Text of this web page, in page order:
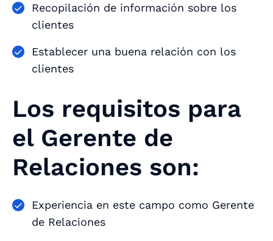
Recopilación de información sobre los
clientes
Establecer una buena relación con los
clientes
Los requisitos para
el Gerente de
Relaciones son:
Experiencia en este campo como Gerente
de Relaciones